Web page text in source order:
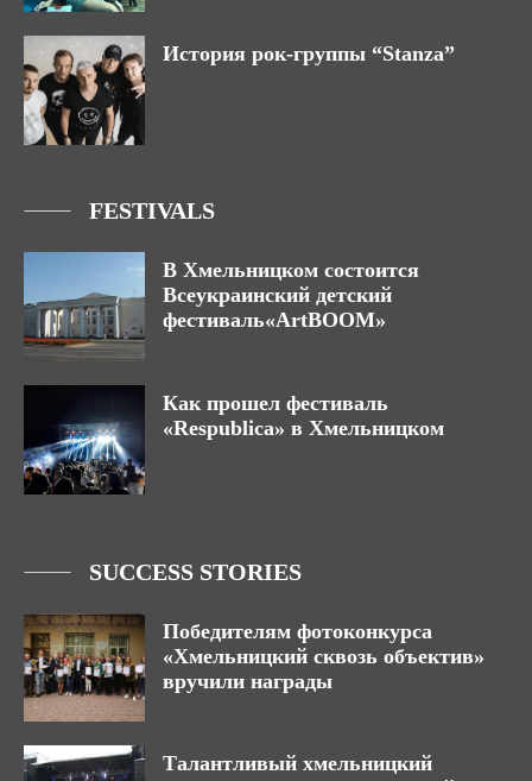
История рок-группы “Stanza”
FESTIVALS
В Хмельницком состоится
Всеукраинский детский
фестиваль«ArtBOOM»
Как прошел фестиваль
«Respublica» в Хмельницком
SUCCESS STORIES
Победителям фотоконкурса
«Хмельницкий сквозь объектив»
вручили награды
Талантливый хмельницкий